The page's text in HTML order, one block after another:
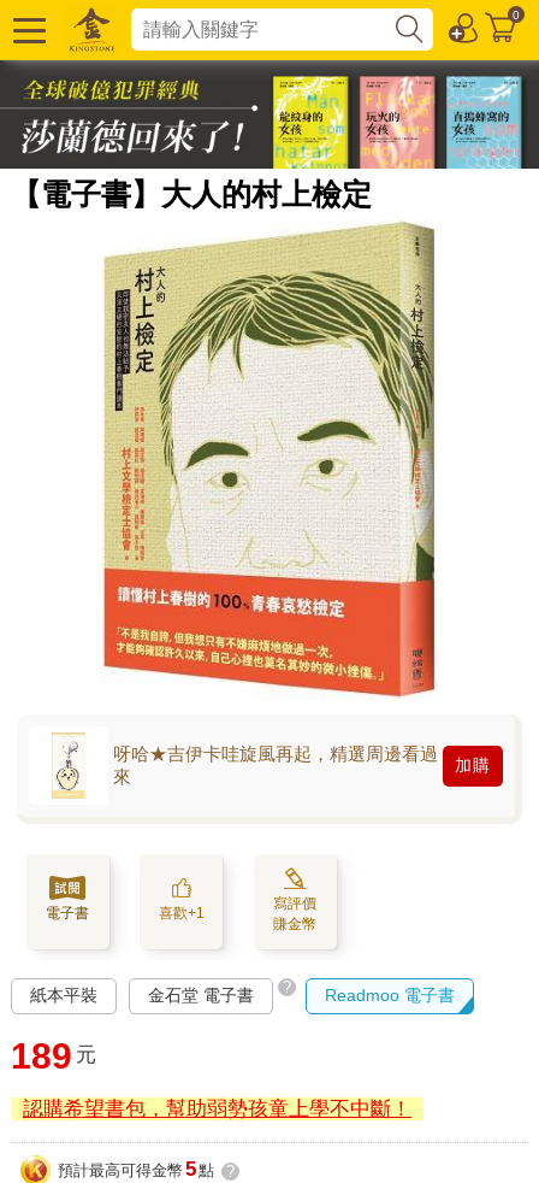
0
【電子書】大人的村上檢定
呀哈★吉伊卡哇旋風再起，精選周邊看過
來
加購
電子書 喜歡+1
寫評價
賺金幣
紙本平裝 金石堂 電子書 ? Readmoo 電子書
189 元
認購希望書包，幫助弱勢孩童上學不中斷！
預計最高可得金幣 5點 ?